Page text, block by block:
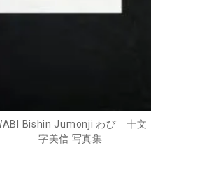
Bishin Jumonji わび 十文
字美信 写真集